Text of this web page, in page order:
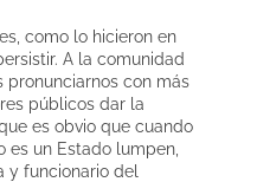
como lo hicieron en
A la comunidad
pronunciarnos con más
públicos dar la
es obvio que cuando
es un Estado lumpen,
y funcionario del